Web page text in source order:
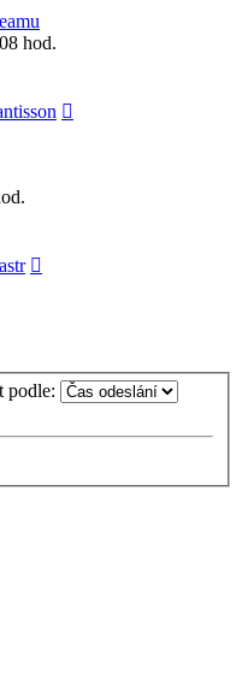
hod.
podle: